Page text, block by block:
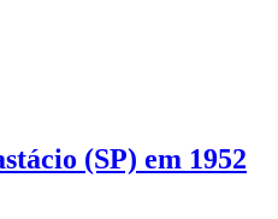
(SP) em 1952